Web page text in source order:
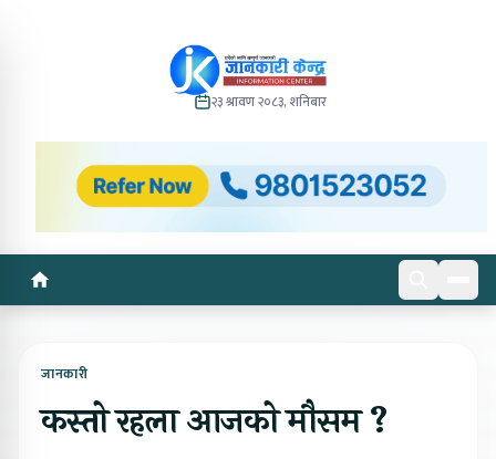
२३ श्रावण २०८३, शनिबार
जानकारी
कस्तो रहला आजको मौसम ?